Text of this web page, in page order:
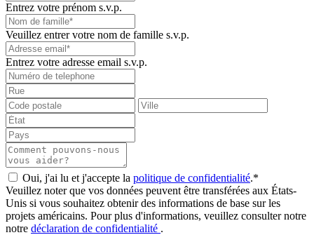
Entrez votre prénom s.v.p.
Veuillez entrer votre nom de famille s.v.p.
Entrez votre adresse email s.v.p.
Oui, j'ai lu et j'accepte la politique de confidentialité.*
Veuillez noter que vos données peuvent être transférées aux États-
Unis si vous souhaitez obtenir des informations de base sur les
projets américains. Pour plus d'informations, veuillez consulter notre
notre déclaration de confidentialité .